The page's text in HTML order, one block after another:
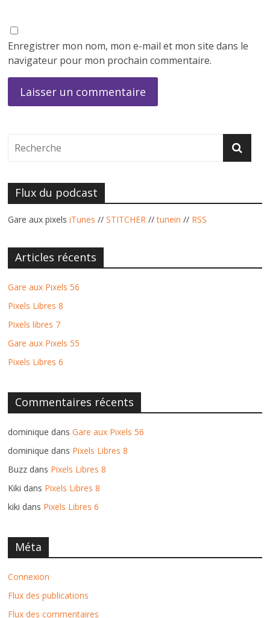
Enregistrer mon nom, mon e-mail et mon site dans le
navigateur pour mon prochain commentaire.
Flux du podcast
Gare aux pixelsiTunes //STITCHER //tunein // RSS
Articles récents
Gare aux Pixels 56
Pixels Libres 8
Pixels libres 7
Gare aux Pixels 55
Pixels Libres 6
Commentaires récents
dominique dansGare aux Pixels 56
dominique dans Pixels Libres 8
Buzz dans Pixels Libres 8
Kiki dans Pixels Libres 8
kiki dans Pixels Libres 6
Méta
Connexion
Flux des publications
Flux des commentaires